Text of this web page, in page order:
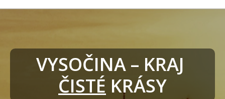
VYSOČINA – KRAJ
ČISTÉ KRÁSY